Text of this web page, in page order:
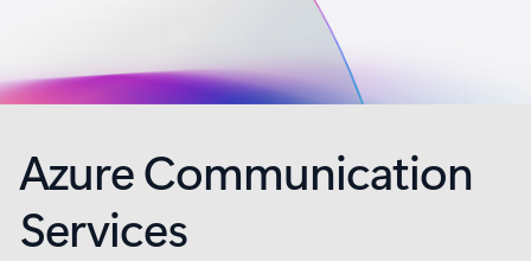
Azure Communication
Services